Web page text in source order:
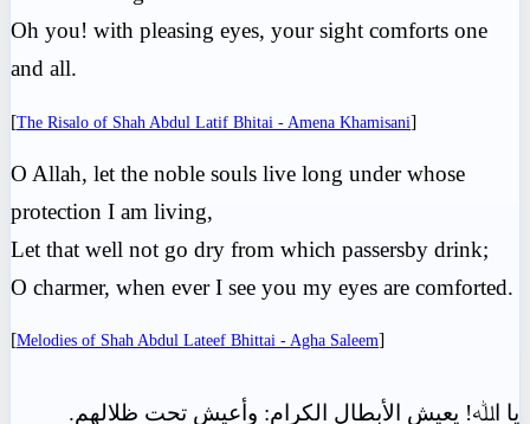
Oh you! with pleasing eyes, your sight comforts one
and all.
[The Risalo of Shah Abdul Latif Bhitai - Amena Khamisani]
O Allah, let the noble souls live long under whose
protection I am living,
Let that well not go dry from which passersby drink;
O charmer, when ever I see you my eyes are comforted.
[Melodies of Shah Abdul Lateef Bhittai - Agha Saleem]
يا اﷲ! يعيش الأبطال الكرام: وأعيش تحت ظلالهم.